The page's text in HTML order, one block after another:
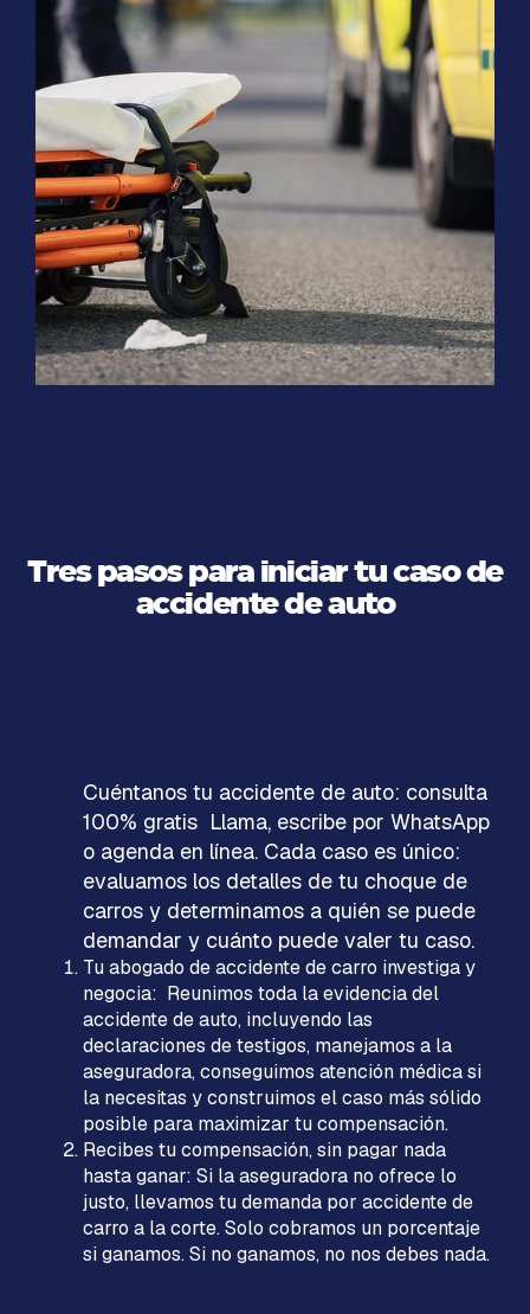
Tres pasos para iniciar tu caso de
accidente de auto
Cuéntanos tu accidente de auto: consulta
100% gratis Llama, escribe por WhatsApp
o agenda en línea. Cada caso es único:
evaluamos los detalles de tu choque de
carros y determinamos a quién se puede
demandar y cuánto puede valer tu caso.
Tu abogado de accidente de carro investiga y
negocia: Reunimos toda la evidencia del
accidente de auto, incluyendo las
declaraciones de testigos, manejamos a la
aseguradora, conseguimos atención médica si
la necesitas y construimos el caso más sólido
posible para maximizar tu compensación.
Recibes tu compensación, sin pagar nada
hasta ganar: Si la aseguradora no ofrece lo
justo, llevamos tu demanda por accidente de
carro a la corte. Solo cobramos un porcentaje
si ganamos. Si no ganamos, no nos debes nada.